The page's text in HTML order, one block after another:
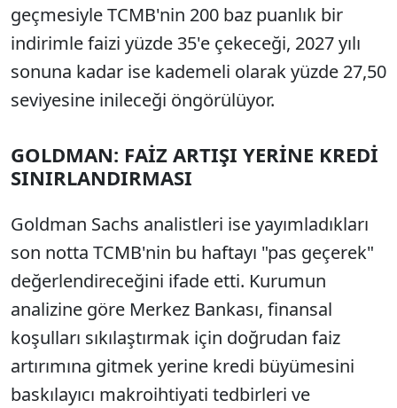
geçmesiyle TCMB'nin 200 baz puanlık bir
indirimle faizi yüzde 35'e çekeceği, 2027 yılı
sonuna kadar ise kademeli olarak yüzde 27,50
seviyesine inileceği öngörülüyor.
GOLDMAN: FAİZ ARTIŞI YERİNE KREDİ
SINIRLANDIRMASI
Goldman Sachs analistleri ise yayımladıkları
son notta TCMB'nin bu haftayı "pas geçerek"
değerlendireceğini ifade etti. Kurumun
analizine göre Merkez Bankası, finansal
koşulları sıkılaştırmak için doğrudan faiz
artırımına gitmek yerine kredi büyümesini
baskılayıcı makroihtiyati tedbirleri ve